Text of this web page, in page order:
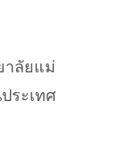
าลัยแม่
ระเทศ